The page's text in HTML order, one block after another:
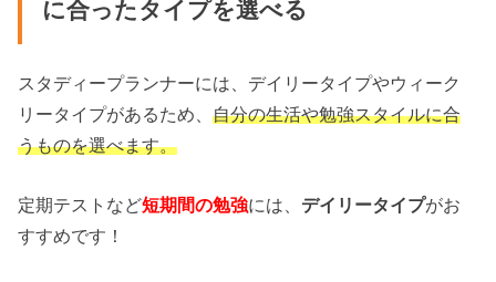
に合ったタイプを選べる
スタディープランナーには、デイリータイプやウィーク
リータイプがあるため、自分の生活や勉強スタイルに合
うものを選べます。
定期テストなど短期間の勉強には、 デイリータイプがお
すすめです！